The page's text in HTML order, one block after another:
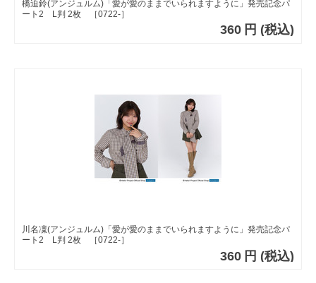
橋迫鈴(アンジュルム)「愛が愛のままでいられますように」発売記念パ
ート2 L判 2枚 ［0722-］
360 円 (税込)
川名凜(アンジュルム)「愛が愛のままでいられますように」発売記念パ
ート2 L判 2枚 ［0722-］
360 円 (税込)